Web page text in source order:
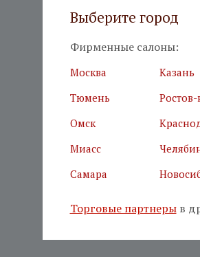
Выберите город
Фирменные салоны:
Москва Казань
Тюмень
Омск
Миасс
Самара
Торговые партнерыв